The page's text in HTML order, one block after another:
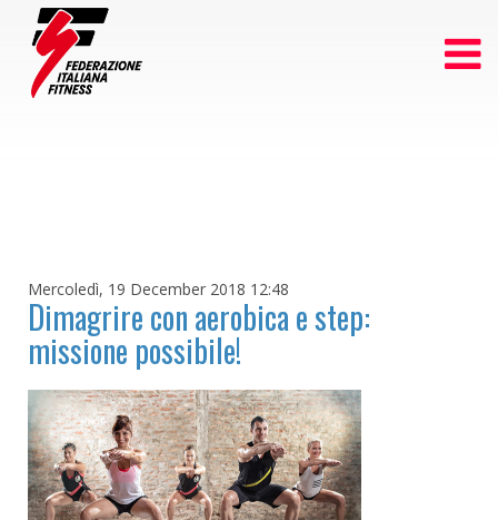
Mercoledì, 19 December 2018 12:48
Dimagrire con aerobica e step:
missione possibile!